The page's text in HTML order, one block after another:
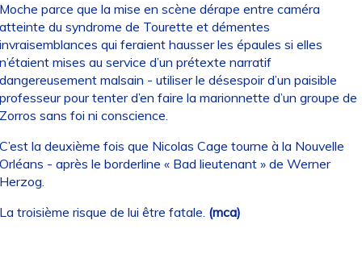
parce que la mise en scène dérape entre caméra
du syndrome de Tourette et démentes
qui feraient hausser les épaules si elles
mises au service d’un prétexte narratif
malsain - utiliser le désespoir d’un paisible
pour tenter d’en faire la marionnette d’un groupe de
sans foi ni conscience.
la deuxième fois que Nicolas Cage tourne à la Nouvelle
- après le borderline « Bad lieutenant » de Werner
troisième risque de lui être fatale. (mca)